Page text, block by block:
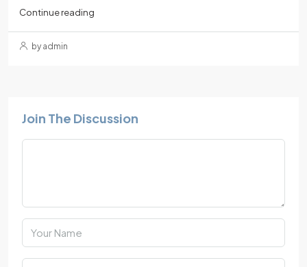
Continue reading
by admin
Join The Discussion